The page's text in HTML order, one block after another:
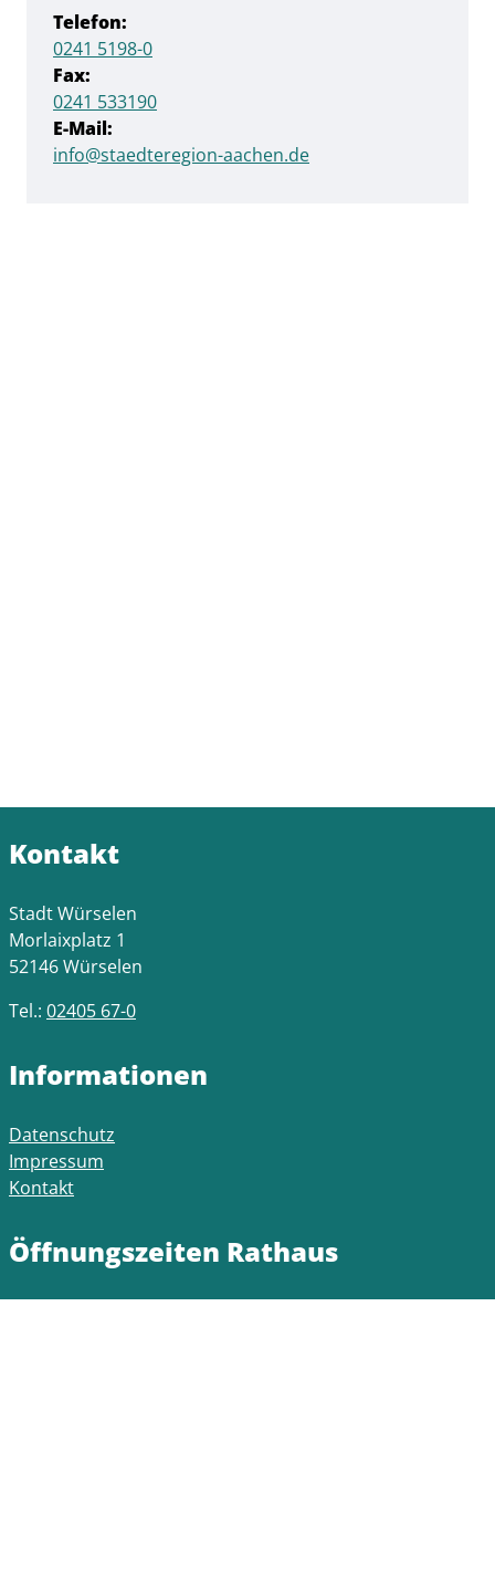
Telefon:
0241 5198-0
Fax:
0241 533190
E-Mail:
info@staedteregion-aachen.de
Kontakt
Stadt Würselen
Morlaixplatz 1
52146 Würselen
Tel.: 02405 67-0
Informationen
Datenschutz
Impressum
Kontakt
Öffnungszeiten Rathaus